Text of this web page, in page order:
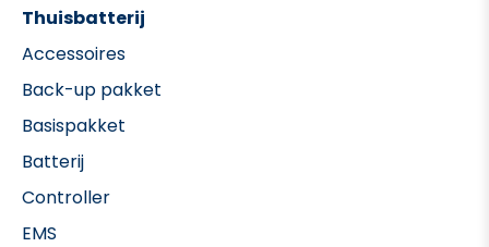
Thuisbatterij
Accessoires
Back-up pakket
Basispakket
Batterij
Controller
EMS